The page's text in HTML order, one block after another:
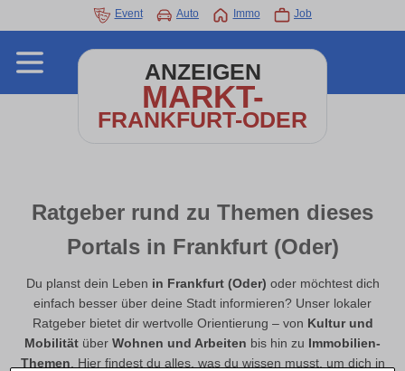
Event Auto Immo Job
ANZEIGEN
MARKT-
FRANKFURT-ODER
Ratgeber rund zu Themen dieses
Portals in Frankfurt (Oder)
Du planst dein Leben in Frankfurt (Oder) oder möchtest dich
einfach besser über deine Stadt informieren? Unser lokaler
Ratgeber bietet dir wertvolle Orientierung – von Kultur und
Mobilität über Wohnen und Arbeiten bis hin zu Immobilien-
Themen . Hier findest du alles, was du wissen musst, um dich in